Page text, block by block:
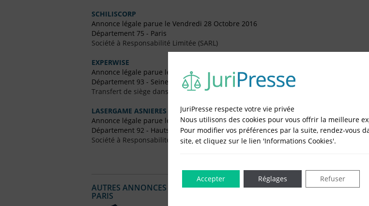
SCHILISCORP
Annonce légale parue le Vendredi 28 Octobre 2016
Département 75 - Paris
Société à Responsabilité Limitée (SARL)
EXPERWISE
Annonce légale parue le Vendredi 28 Août 2015
Département 93 - Seine-Saint-Denis
Transfert de siège dans un Autre Département (Arrivée)
LASERGAME ASNIERES
Annonce légale parue le Vendredi 31 Juillet 2015
Département 92 - Hauts-de-Seine
Société à Responsabilité Limitée (SARL)
AUTRES ANNONCES LÉGALES PUBLIÉES EN LIGNE DANS LE DÉPARTEMENT
PARIS
JuriPresse respecte votre vie privée
Nous utilisons des cookies pour vous offrir la meilleure
Pour modifier vos préférences par la suite, rendez-vous
site, et cliquez sur le lien 'Informations Cookies'.
Accepter Refuser
Réglages